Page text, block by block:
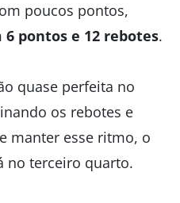
poucos pontos,
6 pontos e 12 rebotes.
quase perfeita no
os rebotes e
manter esse ritmo, o
no terceiro quarto.